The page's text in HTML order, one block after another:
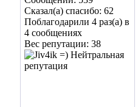
Сказал(а) спасибо: 62
Поблагодарили 4 раз(а) в
4 сообщениях
Вес репутации: 38